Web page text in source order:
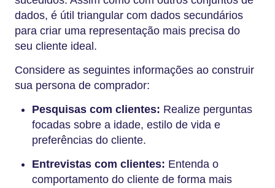
dados, é útil triangular com dados secundários
para criar uma representação mais precisa do
seu cliente ideal.
Considere as seguintes informações ao construir
sua persona de comprador:
Pesquisas com clientes: Realize perguntas
focadas sobre a idade, estilo de vida e
preferências do cliente.
Entrevistas com clientes: Entenda o
comportamento do cliente de forma mais